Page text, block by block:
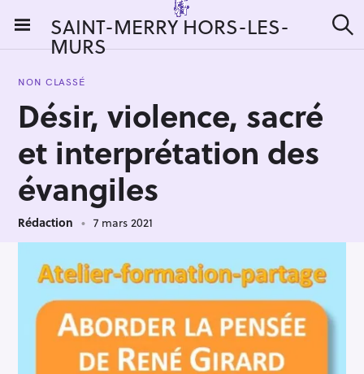
i
SAINT-MERRY HORS-LES-
MURS e
NON CLASSÉ
Désir, violence, sacré
et interprétation des
évangiles
Rédaction 7 mars 2021